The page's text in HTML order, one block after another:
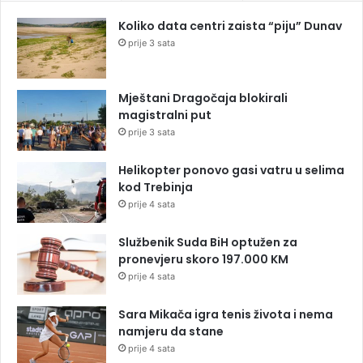
Koliko data centri zaista “piju” Dunav
prije 3 sata
Mještani Dragočaja blokirali
magistralni put
prije 3 sata
Helikopter ponovo gasi vatru u selima
kod Trebinja
prije 4 sata
Službenik Suda BiH optužen za
pronevjeru skoro 197.000 KM
prije 4 sata
Sara Mikača igra tenis života i nema
namjeru da stane
prije 4 sata